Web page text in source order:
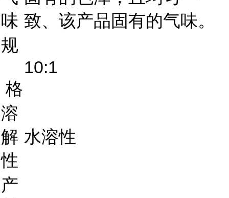
味 致、该产品固有的气味。
规
格
10:1
溶
解
性
水溶性
产